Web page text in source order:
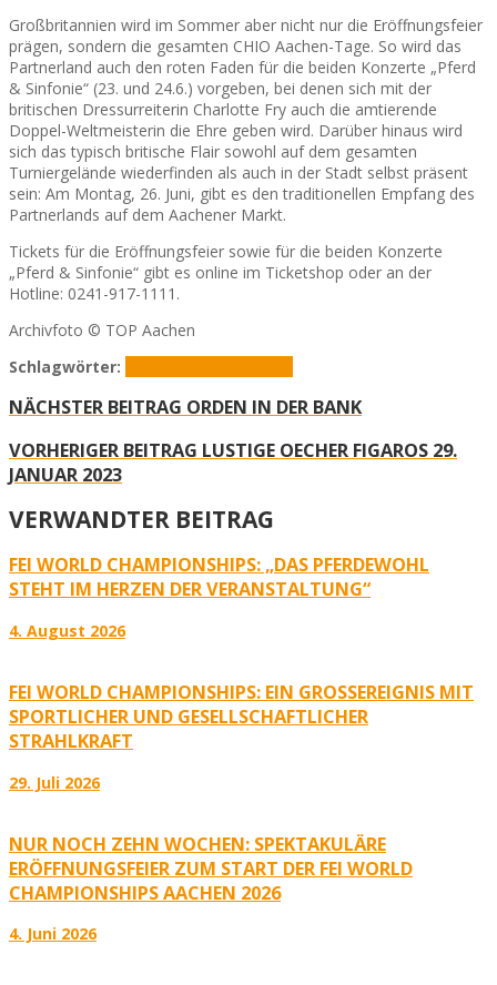
Großbritannien wird im Sommer aber nicht nur die Eröffnungsfeier
prägen, sondern die gesamten CHIO Aachen-Tage. So wird das
Partnerland auch den roten Faden für die beiden Konzerte „Pferd
& Sinfonie“ (23. und 24.6.) vorgeben, bei denen sich mit der
britischen Dressurreiterin Charlotte Fry auch die amtierende
Doppel-Weltmeisterin die Ehre geben wird. Darüber hinaus wird
sich das typisch britische Flair sowohl auf dem gesamten
Turniergelände wiederfinden als auch in der Stadt selbst präsent
sein: Am Montag, 26. Juni, gibt es den traditionellen Empfang des
Partnerlands auf dem Aachener Markt.
Tickets für die Eröffnungsfeier sowie für die beiden Konzerte
„Pferd & Sinfonie“ gibt es online im Ticketshop oder an der
Hotline: 0241-917-1111.
Archivfoto © TOP Aachen
Schlagwörter:
NÄCHSTER BEITRAG ORDEN IN DER BANK
VORHERIGER BEITRAG LUSTIGE OECHER FIGAROS 29.
JANUAR 2023
VERWANDTER BEITRAG
FEI WORLD CHAMPIONSHIPS: „DAS PFERDEWOHL
STEHT IM HERZEN DER VERANSTALTUNG“
4. August 2026
FEI WORLD CHAMPIONSHIPS: EIN GROSSEREIGNIS MIT S
PORTLICHER UND GESELLSCHAFTLICHER S
TRAHLKRAFT
29. Juli 2026
NUR NOCH ZEHN WOCHEN: SPEKTAKULÄRE
ERÖFFNUNGSFEIER ZUM START DER FEI WORLD
CHAMPIONSHIPS AACHEN 2026
4. Juni 2026